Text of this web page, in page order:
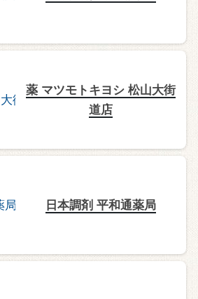
薬 マツモトキヨシ 松山大街
道店
日本調剤 平和通薬局